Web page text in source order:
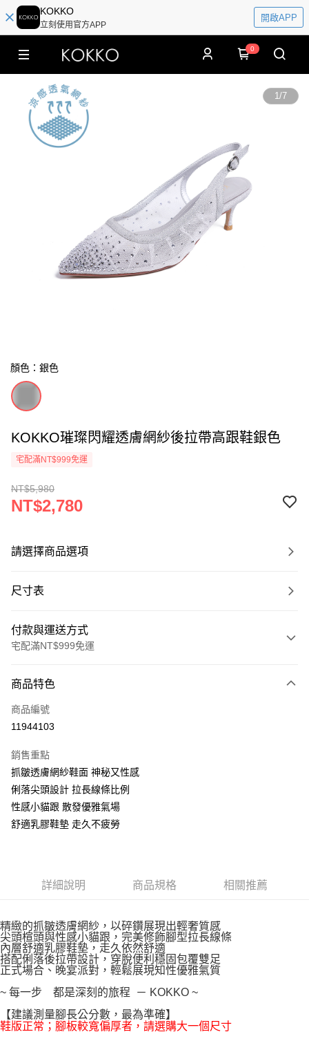
KOKKO
立刻使用官方APP
開啟APP
0
1/7
顏色：銀色
KOKKO璀璨閃耀透膚網紗後拉帶高跟鞋銀色
宅配滿NT$999免運
NT$5,980
NT$2,780
請選擇商品選項
尺寸表
付款與運送方式
宅配滿NT$999免運
信用卡一次付款
LINE Pay
街口支付
悠遊付
AFTEE先享後付
便利好安心！
１．簡單：不需註冊會員、不需綁卡、不需儲值。
【「AFTEE先享後付」結帳流程】
１．於結帳方式選擇「AFTEE先享後付」後，將跳轉至「AFTEE先享後付」
結帳頁面，進行簡訊認證並確認金額後，即可完成結帳。
２．訂單成立數日內，您將收到繳費通知簡訊。
３．收到繳費通知簡訊後14天內，點擊此簡訊中的連結，可透過四大超商／
※ 請注意：結帳手續完成當下不需立刻繳費，但若您需要取消訂單，請聯絡
購買商品的店家。未經商家同意取消之訂單仍視為有效，需透過AFTEE先享
宅配通
每筆NT$100，滿NT$999(含以上)免運費
商品特色
商品編號
11944103
銷售重點
抓皺透膚網紗鞋面 神秘又性感
俐落尖頭設計 拉長線條比例
性感小貓跟 散發優雅氣場
舒適乳膠鞋墊 走久不疲勞
詳細說明 商品規格 相關推薦
精緻的抓皺透膚網紗，以碎鑽展現出輕奢質感
尖頭楦頭與性感小貓跟，完美修飾腳型拉長線條
內層舒適乳膠鞋墊，走久依然舒適
搭配俐落後拉帶設計，穿脫便利穩固包覆雙足
正式場合、晚宴派對，輕鬆展現知性優雅氣質
~ 每一步 都是深刻的旅程 － KOKKO ~
【建議測量腳長公分數，最為準確】
鞋版正常；腳板較寬偏厚者，請選購大一個尺寸